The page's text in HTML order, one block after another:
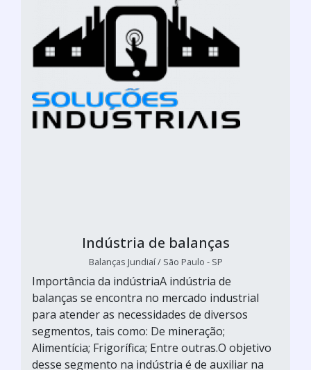
Indústria de balanças
Balanças Jundiaí / São Paulo - SP
Importância da indústriaA indústria de
balanças se encontra no mercado industrial
para atender as necessidades de diversos
segmentos, tais como: De mineração;
Alimentícia; Frigorífica; Entre outras.O objetivo
desse segmento na indústria é de auxiliar na